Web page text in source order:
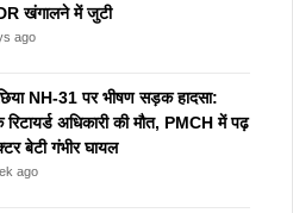
खंगालने में जुटी
ago
NH-31 पर भीषण सड़क हादसा:
अधिकारी की मौत, PMCH में पढ़
बेटी गंभीर घायल
ago